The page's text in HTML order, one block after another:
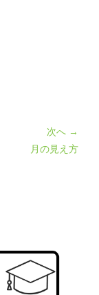
次へ →
月の見え方